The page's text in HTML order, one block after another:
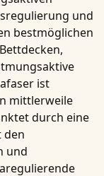
und
bestmöglichen
ist
mittlerweile
durch eine
den
und